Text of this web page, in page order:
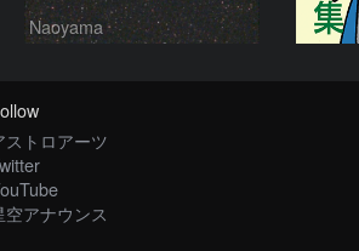
Naoyama
ストロアーツ
空アナウンス